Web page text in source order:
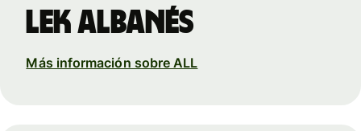
lek albanés
Más información sobre ALL